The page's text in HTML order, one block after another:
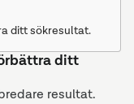
ditt sökresultat.
ditt
resultat.